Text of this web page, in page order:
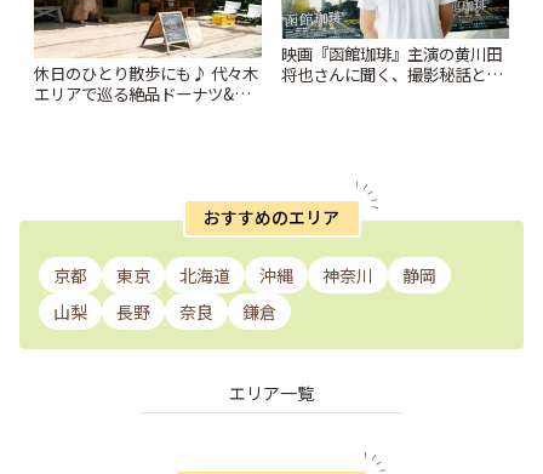
休日のひとり散歩にも♪ 代々木
エリアで巡る絶品ドーナツ&ラ
映画『函館珈琲』主演の黄川田
将也さんに聞く、撮影秘話と函
おすすめのエリア
京都 東京 北海道 沖縄 神奈川
静岡
山梨
長野 奈良 鎌倉
エリア一覧